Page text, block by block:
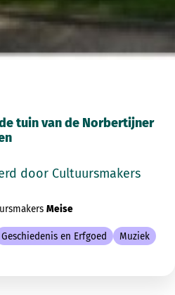
tuin van de Norbertijner
door Cultuursmakers
Meise
Geschiedenis en Erfgoed Muziek